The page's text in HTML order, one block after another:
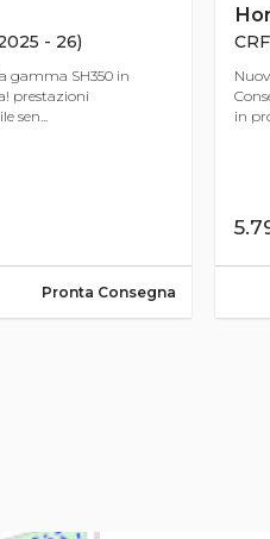
- 26)
gamma SH350 in
prestazioni
sen...
Pronta Consegna
in